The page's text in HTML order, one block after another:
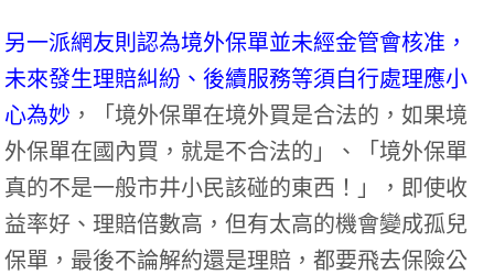
另一派網友則認為境外保單並未經金管會核准，
未來發生理賠糾紛、後續服務等須自行處理應小
心為妙 ，「境外保單在境外買是合法的，如果境
外保單在國內買，就是不合法的」、「境外保單
真的不是一般市井小民該碰的東西！」，即使收
益率好、理賠倍數高，但有太高的機會變成孤兒
保單，最後不論解約還是理賠，都要飛去保險公